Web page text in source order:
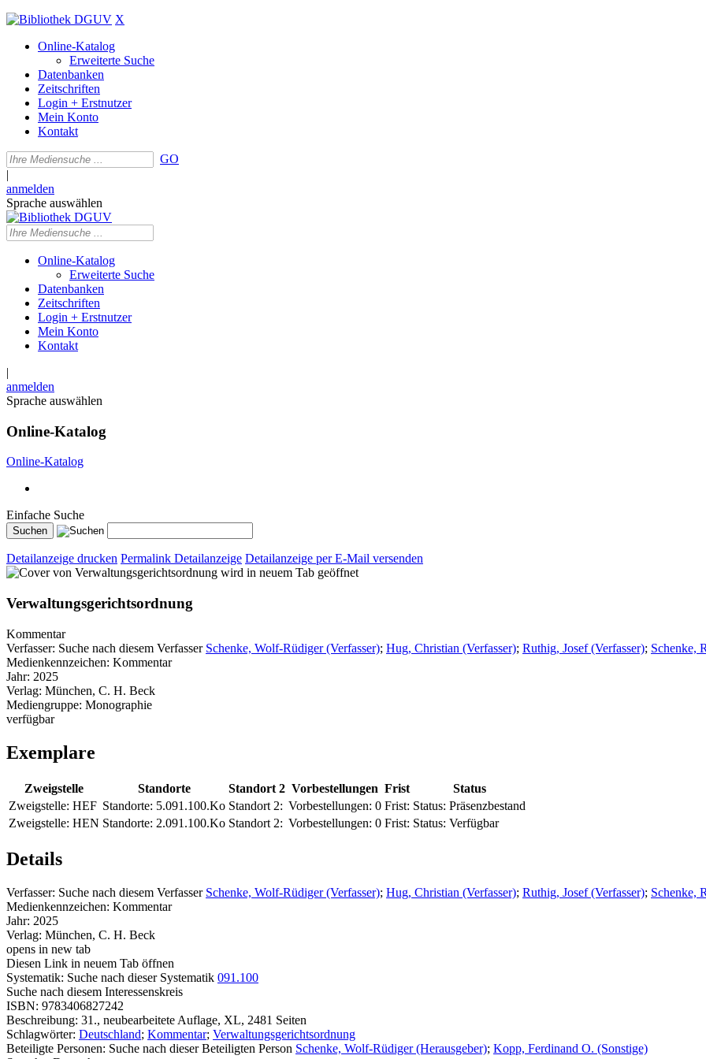
X
Online-Katalog
Erweiterte Suche
Datenbanken
Zeitschriften
Login + Erstnutzer
Mein Konto
Kontakt
GO
|
anmelden
Sprache auswählen
Online-Katalog
Erweiterte Suche
Datenbanken
Zeitschriften
Login + Erstnutzer
Mein Konto
Kontakt
|
anmelden
Sprache auswählen
Online-Katalog
Online-Katalog
Einfache Suche
Detailanzeige drucken Permalink Detailanzeige Detailanzeige per E-Mail versenden
wird in neuem Tab geöffnet
Verwaltungsgerichtsordnung
Kommentar
Verfasser: Suche nach diesem Verfasser Schenke, Wolf-Rüdiger (Verfasser); Hug, Christian (Verfasser); Ruthig, Josef (Verfasser); Schenke,
Medienkennzeichen: Kommentar
Jahr: 2025
Verlag: München, C. H. Beck
Mediengruppe: Monographie
verfügbar
Exemplare
Zweigstelle Standorte Standort 2 Vorbestellungen Frist
Status
Zweigstelle: HEF Standorte: 5.091.100.Ko Standort 2: Vorbestellungen: 0 Frist: Status: Präsenzbestand
Zweigstelle: HEN Standorte: 2.091.100.Ko Standort 2: Vorbestellungen: 0 Frist: Status: Verfügbar
Details
Verfasser: Suche nach diesem Verfasser Schenke, Wolf-Rüdiger (Verfasser); Hug, Christian (Verfasser); Ruthig, Josef (Verfasser); Schenke,
Medienkennzeichen: Kommentar
Jahr: 2025
Verlag: München, C. H. Beck
opens in new tab
Diesen Link in neuem Tab öffnen
Systematik: Suche nach dieser Systematik 091.100
Suche nach diesem Interessenskreis
ISBN: 9783406827242
Beschreibung: 31., neubearbeitete Auflage, XL, 2481 Seiten
Schlagwörter: Deutschland; Kommentar; Verwaltungsgerichtsordnung
Beteiligte Personen: Suche nach dieser Beteiligten Person Schenke, Wolf-Rüdiger (Herausgeber); Kopp, Ferdinand O. (Sonstige)